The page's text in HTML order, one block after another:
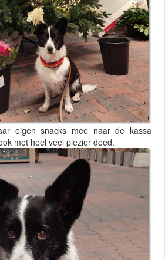
eigen snacks mee naar de kassa
met heel veel plezier deed.